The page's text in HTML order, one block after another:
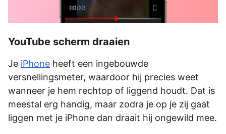
YouTube scherm draaien
Je iPhone heeft een ingebouwde
versnellingsmeter, waardoor hij precies weet
wanneer je hem rechtop of liggend houdt. Dat is
meestal erg handig, maar zodra je op je zij gaat
liggen met je iPhone dan draait hij ongewild mee.